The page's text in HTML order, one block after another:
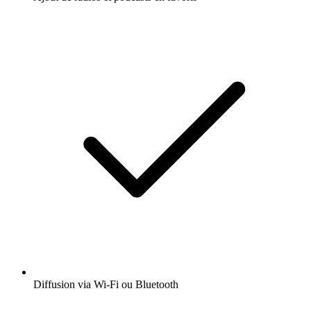
Diffusion via Wi-Fi ou Bluetooth